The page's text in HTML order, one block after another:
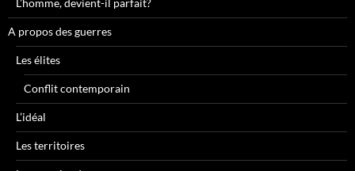
L’homme, devient-il parfait?
A propos des guerres
Les élites
Conflit contemporain
L’idéal
Les territoires